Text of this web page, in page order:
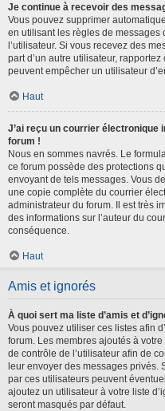
Je continue à recevoir des
Vous pouvez supprimer
en utilisant les règles de
l’utilisateur. Si vous recevez des
part d’un autre utilisateur,
peuvent empêcher un utilisateur
Haut
J’ai reçu un courrier électronique
forum !
Nous en sommes navrés. Le
ce forum possède des protections
envoyant de tels messages. Vous
une copie complète du courrier
administrateur du forum. Il est très
des informations sur l’auteur du
conséquence.
Haut
Amis et ignorés
À quoi sert ma liste d’amis et
Vous pouvez utiliser ces listes afin
forum. Les membres ajoutés à
de contrôle de l’utilisateur afin de
leur envoyer des messages privés.
par ces utilisateurs peuvent
ajoutez un utilisateur à votre liste
seront masqués par défaut.